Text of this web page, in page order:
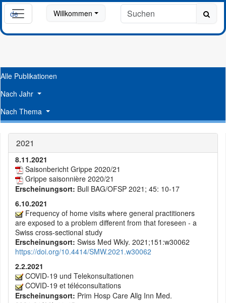
de Willkommen
Alle Publikationen
Nach Jahr
Nach Thema
2021
8.11.2021
Saisonbericht Grippe 2020/21
Grippe saisonnière 2020/21
Erscheinungsort: Bull BAG/OFSP 2021; 45: 10-17
6.10.2021
Frequency of home visits where general practitioners
are exposed to a problem different from that foreseen - a
Swiss cross-sectional study
Erscheinungsort: Swiss Med Wkly. 2021;151:w30062
https://doi.org/10.4414/SMW.2021.w30062
2.2.2021
COVID-19 und Telekonsultationen
COVID-19 et téléconsultations
Erscheinungsort: Prim Hosp Care Allg Inn Med.